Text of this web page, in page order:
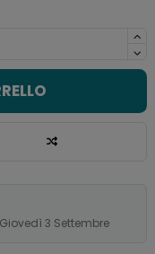
3 Settembre